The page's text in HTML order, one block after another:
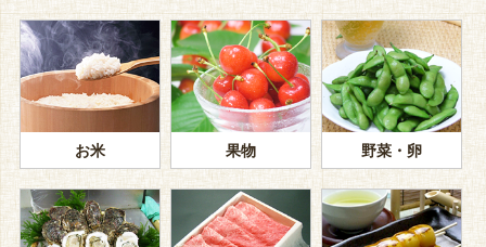
お米 果物 野菜・卵